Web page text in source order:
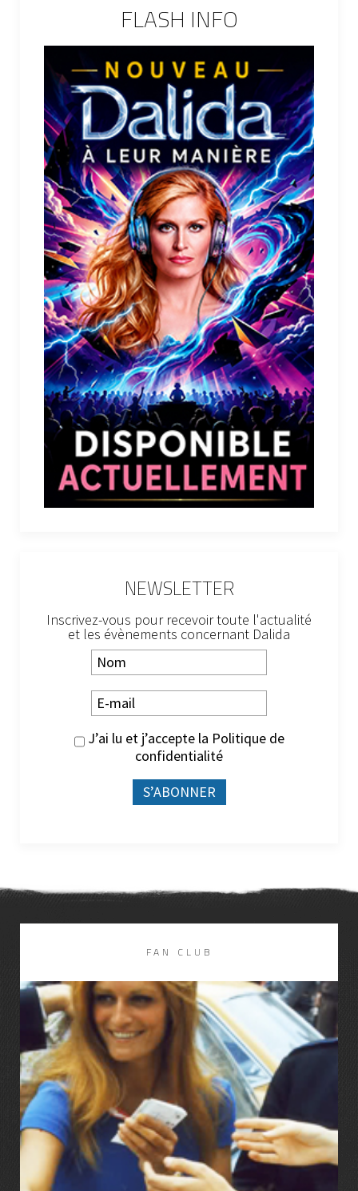
FLASH INFO
NEWSLETTER
Inscrivez-vous pour recevoir toute l'actualité
et les évènements concernant Dalida
J’ai lu et j’accepte la Politique de
confidentialité
FAN CLUB
LIRE LA SUITE